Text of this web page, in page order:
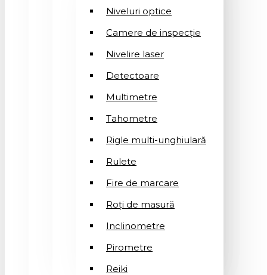
Niveluri optice
Camere de inspecție
Nivelire laser
Detectoare
Multimetre
Tahometre
Rigle multi-unghiulară
Rulete
Fire de marcare
Roți de masură
Inclinometre
Pirometre
Reiki